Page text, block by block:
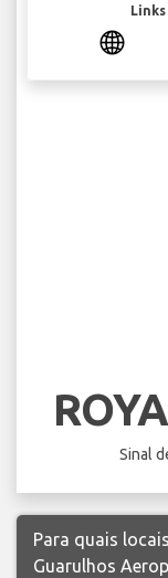
Sinal
Para quais
Guarulhos